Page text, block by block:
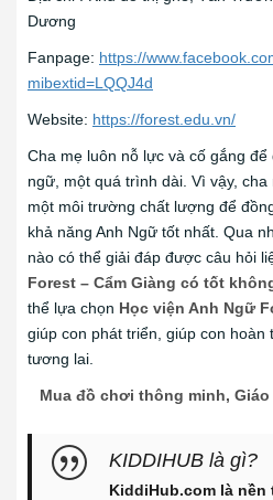
Dương
Fanpage: https://
mibextid=LQQJ4d
Website: https://forest.edu.vn/
Cha mẹ luôn nỗ lực và cố gắng
ngữ, một quá trình dài. Vì vậy,
một môi trường chất lượng để
khả năng Anh Ngữ tốt nhất. Qua
nào có thể giải đáp được câu hỏi
Forest – Cẩm Giàng có tốt
thể lựa chọn Học viện Anh Ngữ
giúp con phát triển, giúp con hoàn
tương lai.
Mua đồ chơi thông minh,
KIDDIHUB là gì?
KiddiHub.com là